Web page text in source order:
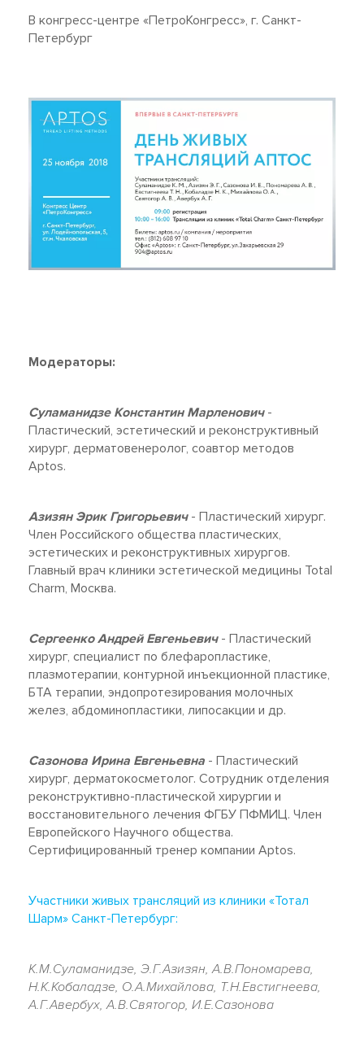
В конгресс-центре «ПетроКонгресс», г. Санкт-
Петербург
Модераторы:
Суламанидзе Константин Марленович-
Пластический, эстетический и реконструктивный
хирург, дерматовенеролог, соавтор методов
Aptos.
Азизян Эрик Григорьевич- Пластический хирург.
Член Российского общества пластических,
эстетических и реконструктивных хирургов.
Главный врач клиники эстетической медицины Total
Charm, Москва.
Сергеенко Андрей Евгеньевич - Пластический
хирург, специалист по блефаропластике,
плазмотерапии, контурной инъекционной пластике,
БТА терапии, эндопротезирования молочных
желез, абдоминопластики, липосакции и др.
Сазонова Ирина Евгеньевна - Пластический
хирург, дерматокосметолог. Сотрудник отделения
реконструктивно-пластической хирургии и
восстановительного лечения ФГБУ ПФМИЦ. Член
Европейского Научного общества.
Сертифицированный тренер компании Аptos.
Участники живых трансляций из клиники «Тотал
Шарм» Санкт-Петербург:
К.М.Суламанидзе, Э.Г.Азизян, А.В.Пономарева,
Н.К.Кобаладзе, О.А.Михайлова, Т.Н.Евстигнеева,
А.Г.Авербух, А.В.Святогор, И.Е.Сазонова